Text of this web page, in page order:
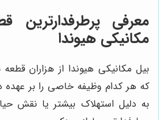
معرفی
مکانیکی هیوندا
بیل مکانیکی هیوندا از هزاران
که هر کدام وظیفه خاصی را بر عهده
به دلیل استهلاک بیشتر یا نقش